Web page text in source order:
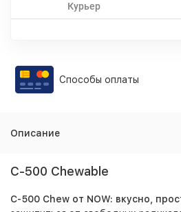
Курьер
Способы оплаты
Описание
C-500 Chewable
C-500 Chew от NOW: вкусно,